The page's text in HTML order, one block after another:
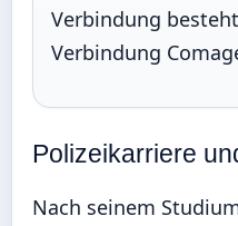
Verbindung
Verbindung
Polizeikarriere
Nach seinem